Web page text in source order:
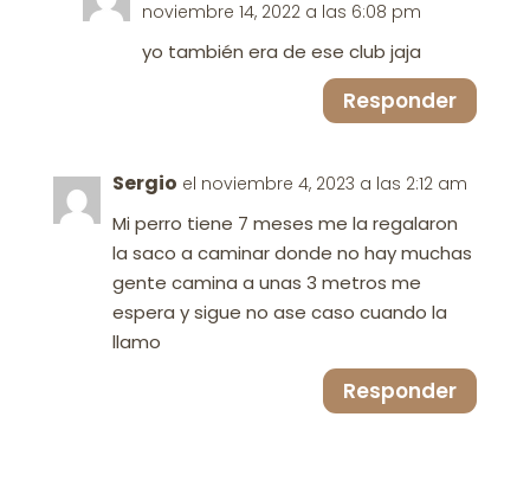
noviembre 14, 2022 a las 6:08 pm
yo también era de ese club jaja
Responder
Sergio el noviembre 4, 2023 a las 2:12 am
Mi perro tiene 7 meses me la regalaron
la saco a caminar donde no hay muchas
gente camina a unas 3 metros me
espera y sigue no ase caso cuando la
llamo
Responder